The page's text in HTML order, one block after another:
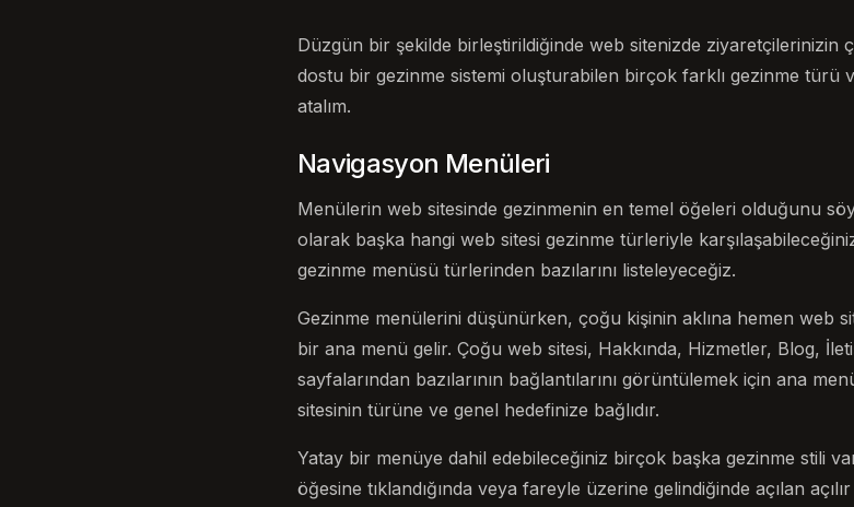
Düzgün bir şekilde birleştirildiğinde web sitenizde ziyaretçilerinizin
dostu bir gezinme sistemi oluşturabilen birçok farklı gezinme türü
atalım.
Navigasyon Menüleri
Menülerin web sitesinde gezinmenin en temel öğeleri olduğunu
olarak başka hangi web sitesi gezinme türleriyle
gezinme menüsü türlerinden bazılarını listeleyeceğiz.
Gezinme menülerini düşünürken, çoğu kişinin aklına hemen web
bir ana menü gelir. Çoğu web sitesi, Hakkında, Hizmetler, Blog,
sayfalarından bazılarının bağlantılarını görüntülemek için ana
sitesinin türüne ve genel hedefinize bağlıdır.
Yatay bir menüye dahil edebileceğiniz birçok başka gezinme stili
öğesine tıklandığında veya fareyle üzerine gelindiğinde açılan